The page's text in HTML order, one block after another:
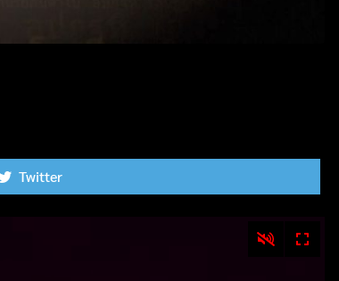
Twitter